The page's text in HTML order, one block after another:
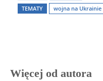
TEMATY
wojna na Ukrainie
Więcej od autora